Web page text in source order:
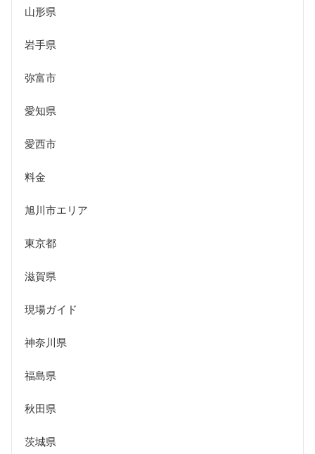
山形県
岩手県
弥富市
愛知県
愛西市
料金
旭川市エリア
東京都
滋賀県
現場ガイド
神奈川県
福島県
秋田県
茨城県